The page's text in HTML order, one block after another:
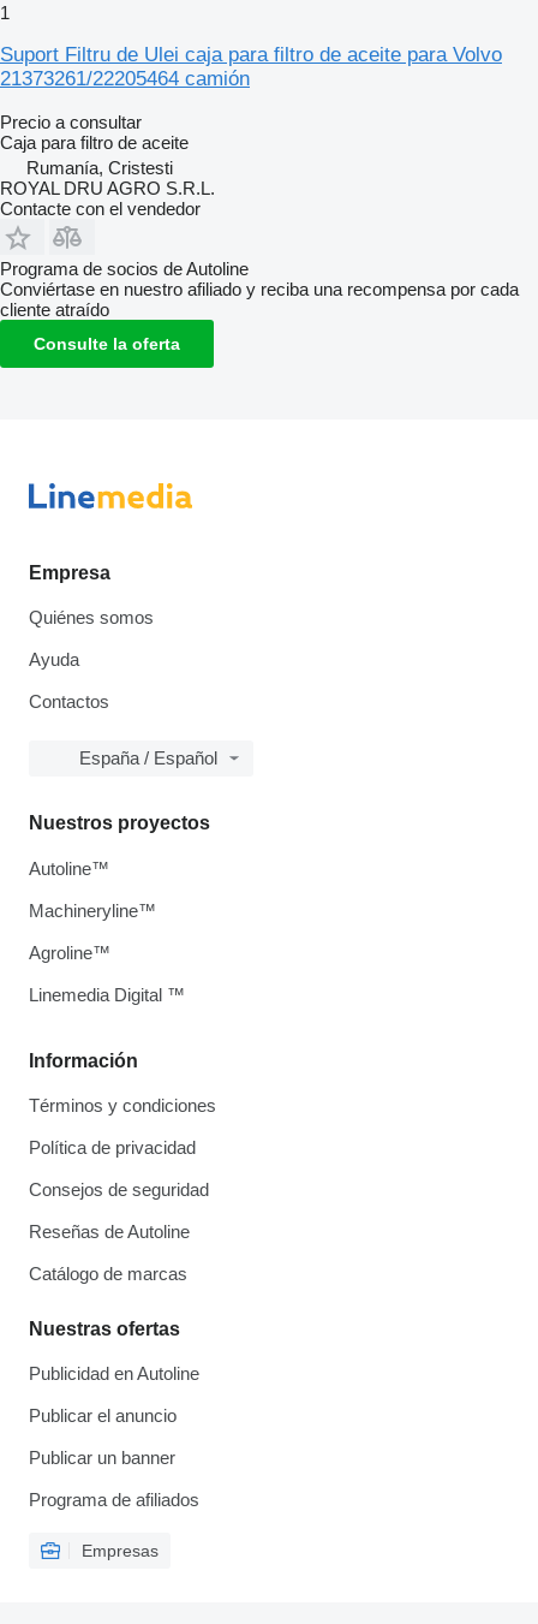
1
Suport Filtru de Ulei caja para filtro de aceite para Volvo
21373261/22205464 camión
Precio a consultar
Caja para filtro de aceite
Rumanía, Cristesti
ROYAL DRU AGRO S.R.L.
Contacte con el vendedor
Programa de socios de Autoline
Conviértase en nuestro afiliado y reciba una recompensa por cada
cliente atraído
Consulte la oferta
Empresa
Quiénes somos
Ayuda
Contactos
España / Español
Información
Términos y condiciones
Política de privacidad
Consejos de seguridad
Reseñas de Autoline
Catálogo de marcas
Nuestras ofertas
Publicidad en Autoline
Publicar el anuncio
Publicar un banner
Programa de afiliados
Empresas
Nuestros proyectos
Autoline™
Machineryline™
Agroline™
Linemedia Digital ™